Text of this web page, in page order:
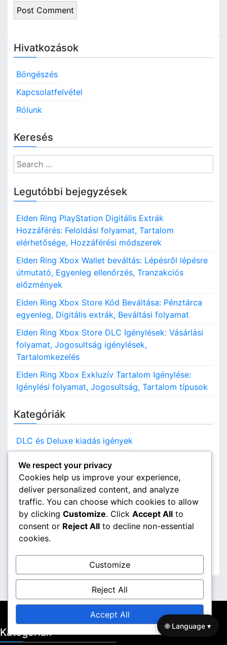
Hivatkozások
Böngészés
Kapcsolatfelvétel
Rólunk
Keresés
S
e
a
r
h
o
Legutóbbi bejegyzések
Elden Ring PlayStation Digitális Extrák
Hozzáférés: Feloldási folyamat, Tartalom
elérhetősége, Hozzáférési módszerek
Elden Ring Xbox Wallet beváltás: Lépésről lépésre
útmutató, Egyenleg ellenőrzés, Tranzakciós
előzmények
Elden Ring Xbox Store Kód Beváltása: Pénztárca
egyenleg, Digitális extrák, Beváltási folyamat
Elden Ring Xbox Store DLC Igénylések: Vásárlási
folyamat, Jogosultság igénylések,
Tartalomkezelés
Elden Ring Xbox Exkluzív Tartalom Igénylése:
Igénylési folyamat, Jogosultság, Tartalom típusok
Kategóriák
DLC és Deluxe kiadás igények
Xbox Kód Beváltás
Archívum
March 2026
Kategóriák
We respect your privacy
Cookies help us improve your experience,
deliver personalized content, and analyze
traffic. You can choose which cookies to allow
by clicking Customize. Click Accept All to
consent or Reject All to decline non-essential
cookies.
Customize
Reject All
Accept All
🌐 Language ▾